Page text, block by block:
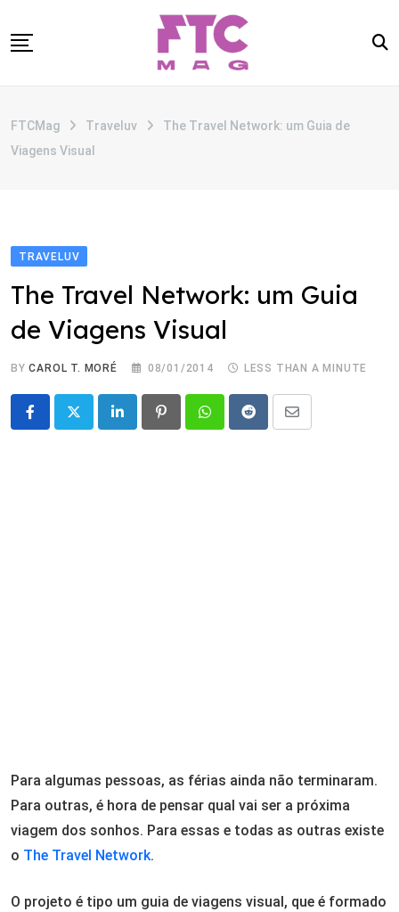
to
CATEGORIAS
FTCMag Traveluv
The Travel Network: um Guia de
Viagens Visual
TRAVELUV
The Travel Network: um Guia
de Viagens Visual
BYCAROL T. MORÉ 08/01/2014 LESS THAN A MINUTE
LinkedIn PinterestWhatsappRedditShare
Para algumas pessoas, as férias ainda não terminaram.
Para outras, é hora de pensar qual vai ser a próxima
viagem dos sonhos. Para essas e todas as outras existe
o The Travel Network.
O projeto é tipo um guia de viagens visual, que é formado